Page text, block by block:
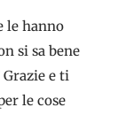
le hanno
si sa bene
e ti
le cose